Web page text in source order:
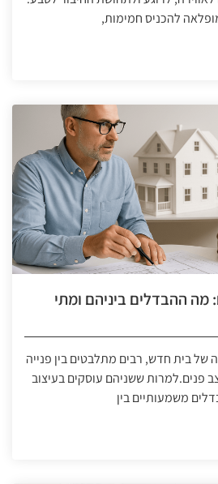
להכניס חמימות,
מה ההבדלים ביניהם ומתי
של בית חדש, רבים מתלבטים בין פנייה
פנים.למרות ששניהם עוסקים בעיצוב
משמעותיים בין